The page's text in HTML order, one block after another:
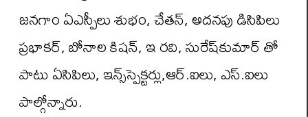
జనగాం ఏఎస్పీలు శుభం, చేతన్‌, అదనపు డిసిపిలు
ప్రభాకర్‌, బోనాల కిషన్‌, ఇ రవి, సురేష్‌కుమార్‌ తో
పాటు ఏసిపిలు, ఇన్స్‌స్పెక్టర్లు,ఆర్‌.ఐలు, ఎస్‌.ఐలు
పాల్గోన్నారు.